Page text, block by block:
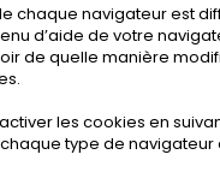
chaque navigateur est
d’aide de votre
de quelle manière
les cookies en
type de navigateur